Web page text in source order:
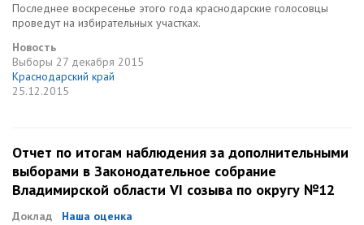
Последнее воскресенье этого года краснодарские голосовцы
проведут на избирательных участках.
Новость
Выборы 27 декабря 2015
Краснодарский край
25.12.2015
Отчет по итогам наблюдения за дополнительными
выборами в Законодательное собрание
Владимирской области VI созыва по округу №12
Доклад
Наша оценка